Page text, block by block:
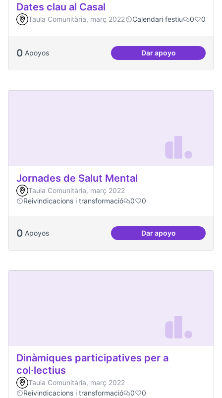
Dates clau al Casal
Taula Comunitària, març 2022 Calendari festiu 0 0
0 Apoyos Dar apoyoDates clau al Casal
Jornades de Salut Mental
Taula Comunitària, març 2022
Reivindicacions i transformació
0 0
0 Apoyos Dar apoyoJornades de Salut
Dinàmiques participatives per a
col·lectius
Taula Comunitària, març 2022
Reivindicacions i transformació
0 0